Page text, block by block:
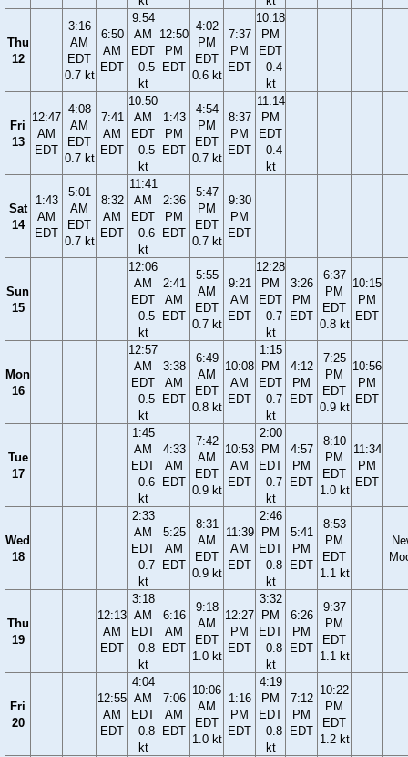
Thu
12
3:16
AM
EDT
0.7 kt
6:50
AM
EDT
9:54
AM
EDT
−0.5
kt
12:50
PM
EDT
4:02
PM
EDT
0.6 kt
7:37
PM
EDT
10:18
PM
EDT
−0.4
kt
Fri
13
12:47
AM
EDT
4:08
AM
EDT
0.7 kt
7:41
AM
EDT
10:50
AM
EDT
−0.5
kt
1:43
PM
EDT
4:54
PM
EDT
0.7 kt
8:37
PM
EDT
11:14
PM
EDT
−0.4
kt
Sat
14
1:43
AM
EDT
5:01
AM
EDT
0.7 kt
8:32
AM
EDT
11:41
AM
EDT
−0.6
kt
2:36
PM
EDT
5:47
PM
EDT
0.7 kt
9:30
PM
EDT
Sun
15
12:06
AM
EDT
−0.5
kt
2:41
AM
EDT
5:55
AM
EDT
0.7 kt
9:21
AM
EDT
12:28
PM
EDT
−0.7
kt
3:26
PM
EDT
6:37
PM
EDT
0.8 kt
10:15
PM
EDT
Mon
16
12:57
AM
EDT
−0.5
kt
3:38
AM
EDT
6:49
AM
EDT
0.8 kt
10:08
AM
EDT
1:15
PM
EDT
−0.7
kt
4:12
PM
EDT
7:25
PM
EDT
0.9 kt
10:56
PM
EDT
Tue
17
1:45
AM
EDT
−0.6
kt
4:33
AM
EDT
7:42
AM
EDT
0.9 kt
10:53
AM
EDT
2:00
PM
EDT
−0.7
kt
4:57
PM
EDT
8:10
PM
EDT
1.0 kt
11:34
PM
EDT
Wed
18
2:33
AM
EDT
−0.7
kt
5:25
AM
EDT
8:31
AM
EDT
0.9 kt
11:39
AM
EDT
2:46
PM
EDT
−0.8
kt
5:41
PM
EDT
8:53
PM
EDT
1.1 kt
Thu
19
12:13
AM
EDT
3:18
AM
EDT
−0.8
kt
6:16
AM
EDT
9:18
AM
EDT
1.0 kt
12:27
PM
EDT
3:32
PM
EDT
−0.8
kt
6:26
PM
EDT
9:37
PM
EDT
1.1 kt
Fri
20
12:55
AM
EDT
4:04
AM
EDT
−0.8
kt
7:06
AM
EDT
10:06
AM
EDT
1.0 kt
1:16
PM
EDT
4:19
PM
EDT
−0.8
kt
7:12
PM
EDT
10:22
PM
EDT
1.2 kt